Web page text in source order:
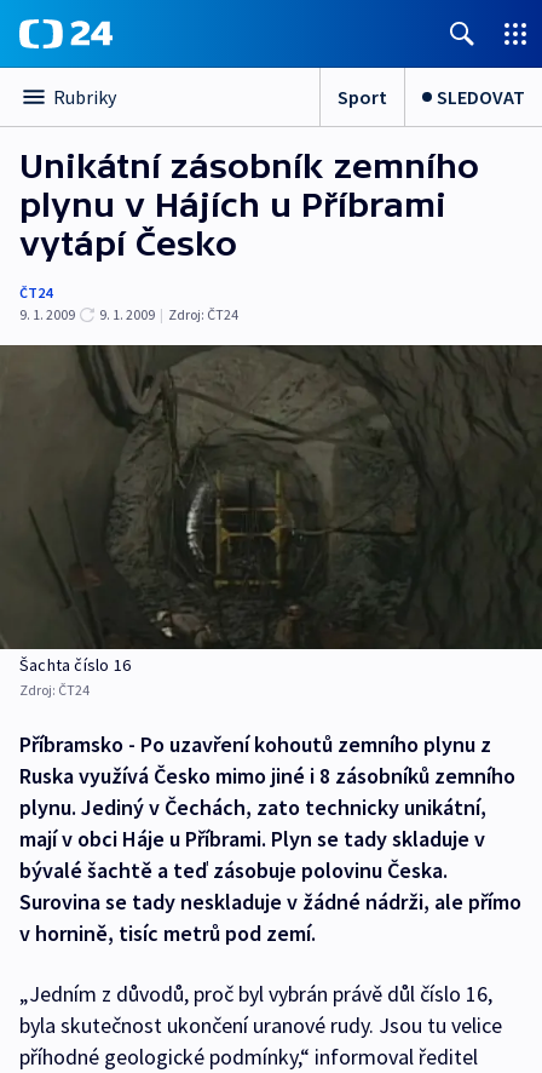
Rubriky Sport SLEDOVAT
Unikátní zásobník zemního
plynu v Hájích u Příbrami
vytápí Česko
ČT24
9. 1. 2009
9. 1. 2009 | Zdroj: ČT24
Šachta číslo 16
Zdroj: ČT24
Příbramsko - Po uzavření kohoutů zemního plynu z
Ruska využívá Česko mimo jiné i 8 zásobníků zemního
plynu. Jediný v Čechách, zato technicky unikátní,
mají v obci Háje u Příbrami. Plyn se tady skladuje v
bývalé šachtě a teď zásobuje polovinu Česka.
Surovina se tady neskladuje v žádné nádrži, ale přímo
v hornině, tisíc metrů pod zemí.
„Jedním z důvodů, proč byl vybrán právě důl číslo 16,
byla skutečnost ukončení uranové rudy. Jsou tu velice
příhodné geologické podmínky,“ informoval ředitel